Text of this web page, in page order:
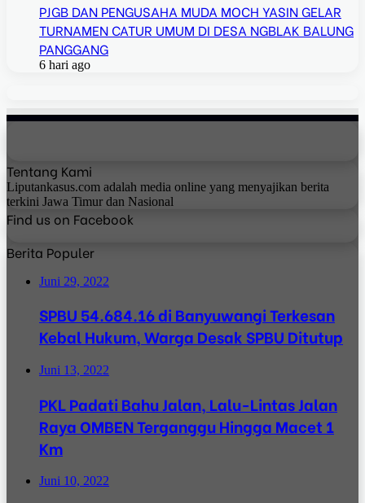
PJGB DAN PENGUSAHA MUDA MOCH YASIN GELAR
TURNAMEN CATUR UMUM DI DESA NGBLAK BALUNG
PANGGANG
6 hari ago
Tentang Kami
Liputankasus.com adalah media online yang menyajikan berita
terkini Jawa Timur dan Nasional
Find us on Facebook
Berita Populer
Juni 29, 2022
SPBU 54.684.16 di Banyuwangi Terkesan
Kebal Hukum, Warga Desak SPBU Ditutup
Juni 13, 2022
PKL Padati Bahu Jalan, Lalu-Lintas Jalan
Raya OMBEN Terganggu Hingga Macet 1
Km
Juni 10, 2022